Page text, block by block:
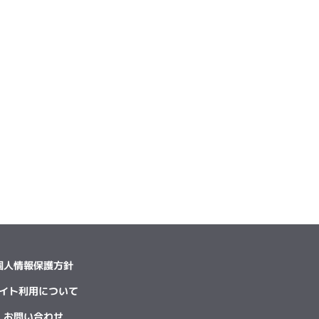
人情報保護方針
ト利用について
お問い合わせ